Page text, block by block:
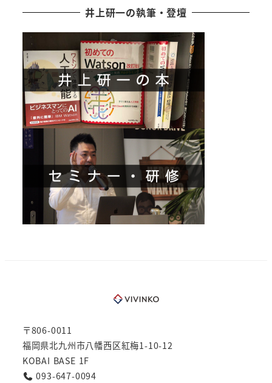
井上研一の執筆・登壇
〒806-0011
福岡県北九州市八幡西区紅梅1-10-12
KOBAI BASE 1F
093-647-0094